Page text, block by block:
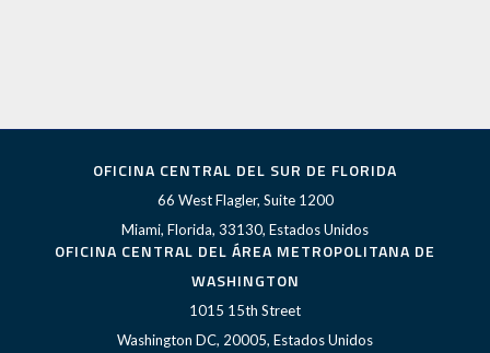
OFICINA CENTRAL DEL SUR DE FLORIDA
66 West Flagler, Suite 1200
Miami, Florida, 33130, Estados Unidos
OFICINA CENTRAL DEL ÁREA METROPOLITANA DE
WASHINGTON
1015 15th Street
Washington DC, 20005, Estados Unidos